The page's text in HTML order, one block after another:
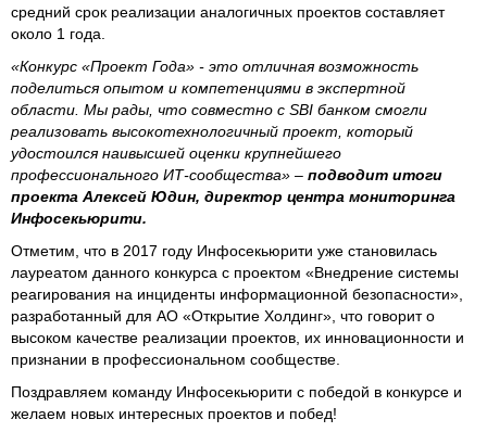
средний срок реализации аналогичных проектов составляет
около 1 года.
«Конкурс «Проект Года» - это отличная возможность
поделиться опытом и компетенциями в экспертной
области. Мы рады, что совместно с SBI банком смогли
реализовать высокотехнологичный проект, который
удостоился наивысшей оценки крупнейшего
профессионального ИТ-сообщества» – подводит итоги
проекта Алексей Юдин, директор центра мониторинга
Инфосекьюрити.
Отметим, что в 2017 году Инфосекьюрити уже становилась
лауреатом данного конкурса с проектом «Внедрение системы
реагирования на инциденты информационной безопасности»,
разработанный для АО «Открытие Холдинг», что говорит о
высоком качестве реализации проектов, их инновационности и
признании в профессиональном сообществе.
Поздравляем команду Инфосекьюрити с победой в конкурсе и
желаем новых интересных проектов и побед!